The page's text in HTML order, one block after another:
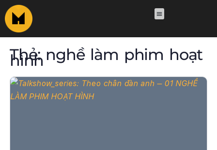
Thẻ: nghề làm phim hoạt
hình